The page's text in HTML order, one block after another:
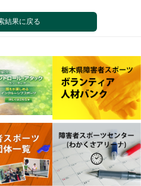
結果に戻る